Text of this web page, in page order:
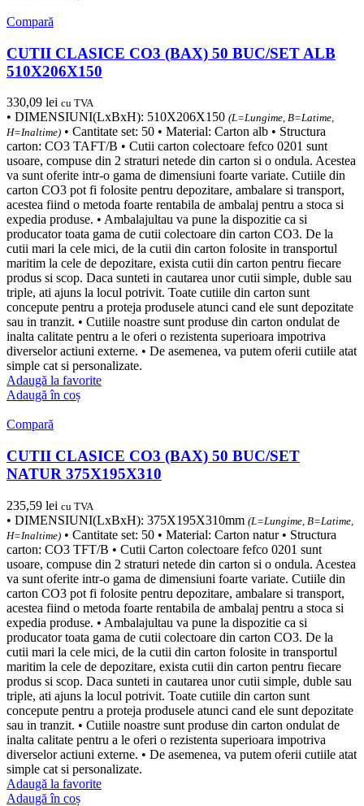
Compară
CUTII CLASICE CO3 (BAX) 50 BUC/SET ALB
510X206X150
330,09 lei cu TVA
• DIMENSIUNI(LxBxH): 510X206X150 (L=Lungime, B=Latime,
H=Inaltime) • Cantitate set: 50 • Material: Carton alb • Structura
carton: CO3 TAFT/B • Cutii carton colectoare fefco 0201 sunt
usoare, compuse din 2 straturi netede din carton si o ondula. Acestea
va sunt oferite intr-o gama de dimensiuni foarte variate. Cutiile din
carton CO3 pot fi folosite pentru depozitare, ambalare si transport,
acestea fiind o metoda foarte rentabila de ambalaj pentru a stoca si
expedia produse. • Ambalajultau va pune la dispozitie ca si
producator toata gama de cutii colectoare din carton CO3. De la
cutii mari la cele mici, de la cutii din carton folosite in transportul
maritim la cele de depozitare, exista cutii din carton pentru fiecare
produs si scop. Daca sunteti in cautarea unor cutii simple, duble sau
triple, ati ajuns la locul potrivit. Toate cutiile din carton sunt
concepute pentru a proteja produsele atunci cand ele sunt depozitate
sau in tranzit. • Cutiile noastre sunt produse din carton ondulat de
inalta calitate pentru a le oferi o rezistenta superioara impotriva
diverselor actiuni externe. • De asemenea, va putem oferii cutiile atat
simple cat si personalizate.
Adaugă la favorite
Adaugă în coș
Compară
CUTII CLASICE CO3 (BAX) 50 BUC/SET
NATUR 375X195X310
235,59 lei cu TVA
• DIMENSIUNI(LxBxH): 375X195X310mm (L=Lungime, B=Latime,
H=Inaltime) • Cantitate set: 50 • Material: Carton natur • Structura
carton: CO3 TFT/B • Cutii Carton colectoare fefco 0201 sunt
usoare, compuse din 2 straturi netede din carton si o ondula. Acestea
va sunt oferite intr-o gama de dimensiuni foarte variate. Cutiile din
carton CO3 pot fi folosite pentru depozitare, ambalare si transport,
acestea fiind o metoda foarte rentabila de ambalaj pentru a stoca si
expedia produse. • Ambalajultau va pune la dispozitie ca si
producator toata gama de cutii colectoare din carton CO3. De la
cutii mari la cele mici, de la cutii din carton folosite in transportul
maritim la cele de depozitare, exista cutii din carton pentru fiecare
produs si scop. Daca sunteti in cautarea unor cutii simple, duble sau
triple, ati ajuns la locul potrivit. Toate cutiile din carton sunt
concepute pentru a proteja produsele atunci cand ele sunt depozitate
sau in tranzit. • Cutiile noastre sunt produse din carton ondulat de
inalta calitate pentru a le oferi o rezistenta superioara impotriva
diverselor actiuni externe. • De asemenea, va putem oferii cutiile atat
simple cat si personalizate.
Adaugă la favorite
Adaugă în coș